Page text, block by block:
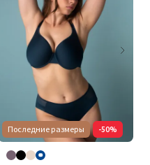
Последние размеры -50%